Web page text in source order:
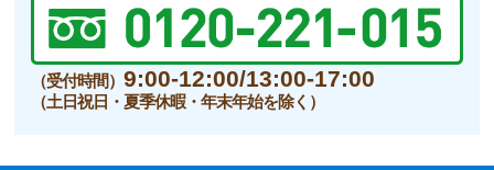
（受付時間）9:00-12:00/13:00-17:00
（土日祝日・夏季休暇・年末年始を除く）